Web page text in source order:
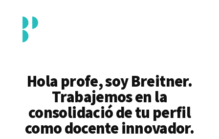
contenido
principal
menu
Piedrahita
docente
pedagógico
Hola profe, soy Breitner.
Trabajemos en la
consolidació de tu perfil
como docente innovador.